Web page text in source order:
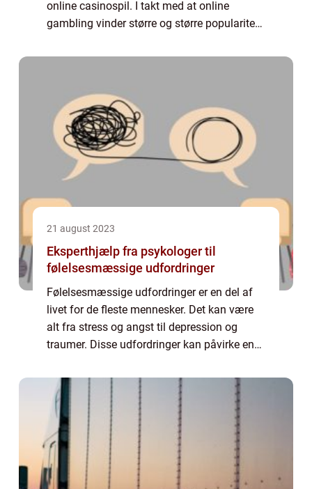
online casinospil. I takt med at online
gambling vinder større og større popularitet,
underholdende måder at spille deres
21 august 2023
Eksperthjælp fra psykologer til
følelsesmæssige udfordringer
Følelsesmæssige udfordringer er en del af
livet for de fleste mennesker. Det kan være
alt fra stress og angst til depression og
traumer. Disse udfordringer kan påvirke ens